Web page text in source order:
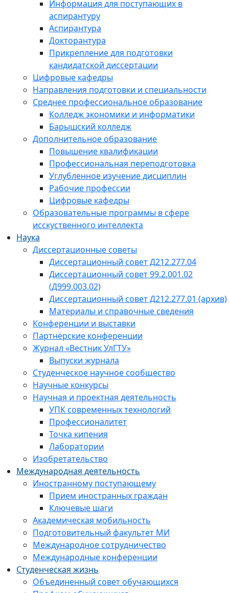
Информация для поступающих в
аспирантуру
Аспирантура
Докторантура
Прикрепление для подготовки
кандидатской диссертации
Цифровые кафедры
Направления подготовки и специальности
Среднее профессиональное образование
Колледж экономики и информатики
Барышский колледж
Дополнительное образование
Повышение квалификации
Профессиональная переподготовка
Углубленное изучение дисциплин
Рабочие профессии
Цифровые кафедры
Образовательные программы в сфере
исскуственного интеллекта
Наука
Диссертационные советы
Диссертационный совет Д212.277.04
Диссертационный совет 99.2.001.02
(Д999.003.02)
Диссертационный совет Д212.277.01 (архив)
Материалы и справочные сведения
Конференции и выставки
Партнёрские конференции
Журнал «Вестник УлГТУ»
Выпуски журнала
Студенческое научное сообщество
Научные конкурсы
Научная и проектная деятельность
УПК современных технологий
Профессионалитет
Точка кипения
Лаборатории
Изобретательство
Международная деятельность
Иностранному поступающему
Прием иностранных граждан
Ключевые шаги
Академическая мобильность
Подготовительный факультет МИ
Международное сотрудничество
Международные конференции
Студенческая жизнь
Объединенный совет обучающихся